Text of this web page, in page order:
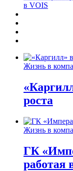
в VOIS
Жизнь в
роста
Жизнь в
ГК
работая